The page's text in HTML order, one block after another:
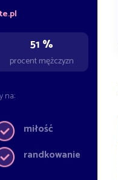
51 %
procent mężczyzn
na:
miłość
randkowanie